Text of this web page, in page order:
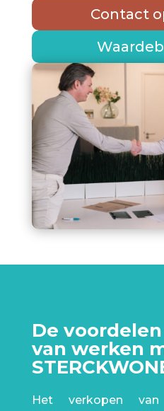
Contact
De voordelen
van werken
Het verkopen